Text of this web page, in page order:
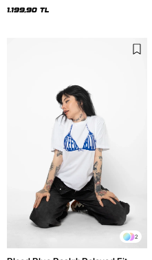
1.199,90 TL
2